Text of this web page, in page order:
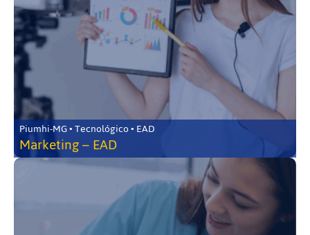
Piumhi-MG • Tecnológico • EAD
Marketing – EAD